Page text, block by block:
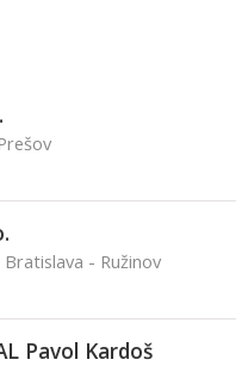
- Ružinov
Pavol Kardoš